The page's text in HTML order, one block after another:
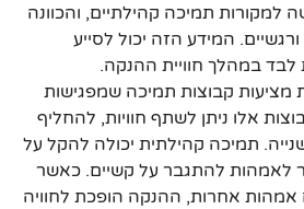
למקורות תמיכה קהילתיים, והכוונה
ורגשיים. המידע הזה יכול לסייע
במהלך חוויית ההנקה.
מציעות קבוצות תמיכה שמפגישות
אלו ניתן לשתף חוויות, להחליף
תמיכה קהילתית יכולה להקל על
לאמהות להתגבר על קשיים. כאשר
אחרות, ההנקה הופכת לחוויה